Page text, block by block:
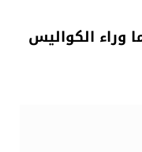
وراء الكواليس